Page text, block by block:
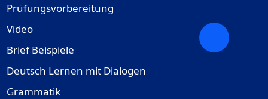
Prüfungsvorbereitung
Video
Brief Beispiele
Deutsch Lernen mit Dialogen
Grammatik